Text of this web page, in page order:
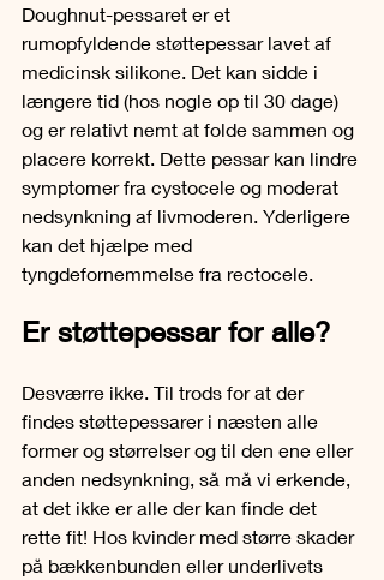
Doughnut-pessaret er et
rumopfyldende støttepessar lavet af
medicinsk silikone. Det kan sidde i
længere tid (hos nogle op til 30 dage)
og er relativt nemt at folde sammen og
placere korrekt. Dette pessar kan lindre
symptomer fra cystocele og moderat
nedsynkning af livmoderen. Yderligere
kan det hjælpe med
tyngdefornemmelse fra rectocele.
Er støttepessar for alle?
Desværre ikke. Til trods for at der
findes støttepessarer i næsten alle
former og størrelser og til den ene eller
anden nedsynkning, så må vi erkende,
at det ikke er alle der kan finde det
rette fit! Hos kvinder med større skader
på bækkenbunden eller underlivets